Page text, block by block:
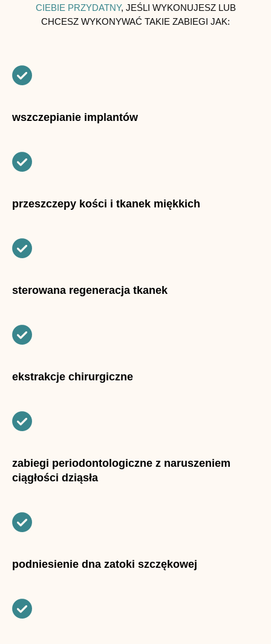
CIEBIE PRZYDATNY, JEŚLI WYKONUJESZ LUB
CHCESZ WYKONYWAĆ TAKIE ZABIEGI JAK:
wszczepianie implantów
przeszczepy kości i tkanek miękkich
sterowana regeneracja tkanek
ekstrakcje chirurgiczne
zabiegi periodontologiczne z naruszeniem
ciągłości dziąsła
podniesienie dna zatoki szczękowej